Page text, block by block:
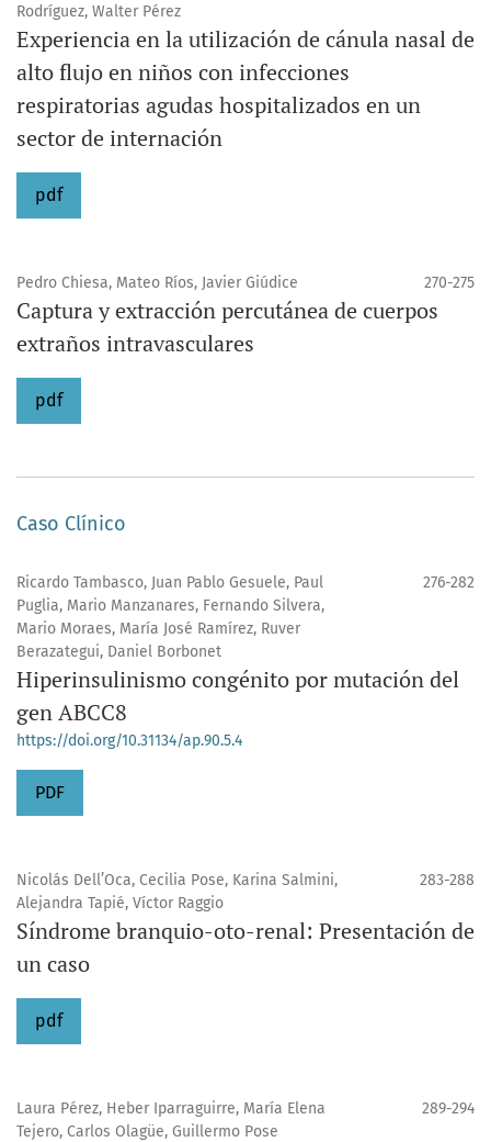
Rodríguez, Walter Pérez
Experiencia en la utilización de cánula nasal de
alto flujo en niños con infecciones
respiratorias agudas hospitalizados en un
sector de internación
pdf
Pedro Chiesa, Mateo Ríos, Javier Giúdice 270-275
Captura y extracción percutánea de cuerpos
extraños intravasculares
pdf
Caso Clínico
Ricardo Tambasco, Juan Pablo Gesuele, Paul
Puglia, Mario Manzanares, Fernando Silvera,
Mario Moraes, María José Ramírez, Ruver
Berazategui, Daniel Borbonet
276-282
Hiperinsulinismo congénito por mutación del
gen ABCC8
https://doi.org/10.31134/ap.90.5.4
PDF
Nicolás Dell’Oca, Cecilia Pose, Karina Salmini,
Alejandra Tapié, Víctor Raggio
283-288
Síndrome branquio-oto-renal: Presentación de
un caso
pdf
Laura Pérez, Heber Iparraguirre, María Elena
Tejero, Carlos Olagüe, Guillermo Pose
289-294